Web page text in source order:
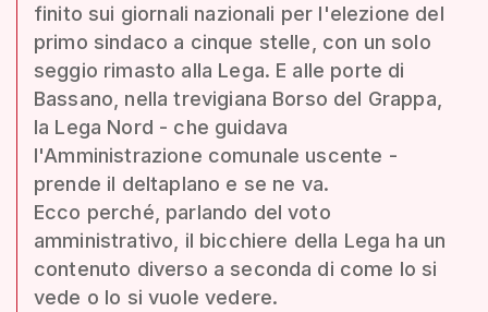
finito sui giornali nazionali per l'elezione del
primo sindaco a cinque stelle, con un solo
seggio rimasto alla Lega. E alle porte di
Bassano, nella trevigiana Borso del Grappa,
la Lega Nord - che guidava
l'Amministrazione comunale uscente -
prende il deltaplano e se ne va.
Ecco perché, parlando del voto
amministrativo, il bicchiere della Lega ha un
contenuto diverso a seconda di come lo si
vede o lo si vuole vedere.